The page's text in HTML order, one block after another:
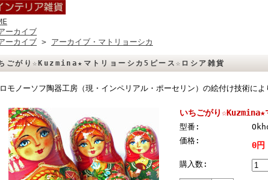
ーカイブ
ーカイブ > アーカイブ・マトリョーシカ
ごがり☆Kuzmina★マトリョーシカ5ピース☆ロシア雑貨
モノーソフ陶器工房（現・インペリアル・ポーセリン）の絵付け技術によ
いちごがり
型番:
価格:
0
購入数: